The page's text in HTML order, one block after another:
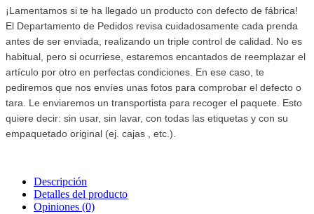
¡Lamentamos si te ha llegado un producto con defecto de fábrica!
El Departamento de Pedidos revisa cuidadosamente cada prenda
antes de ser enviada, realizando un triple control de calidad. No es
habitual, pero si ocurriese, estaremos encantados de reemplazar el
artículo por otro en perfectas condiciones. En ese caso, te
pediremos que nos envíes unas fotos para comprobar el defecto o
tara. Le enviaremos un transportista para recoger el paquete. Esto
quiere decir: sin usar, sin lavar, con todas las etiquetas y con su
empaquetado original (ej. cajas , etc.).
Descripción
Detalles del producto
Opiniones (0)